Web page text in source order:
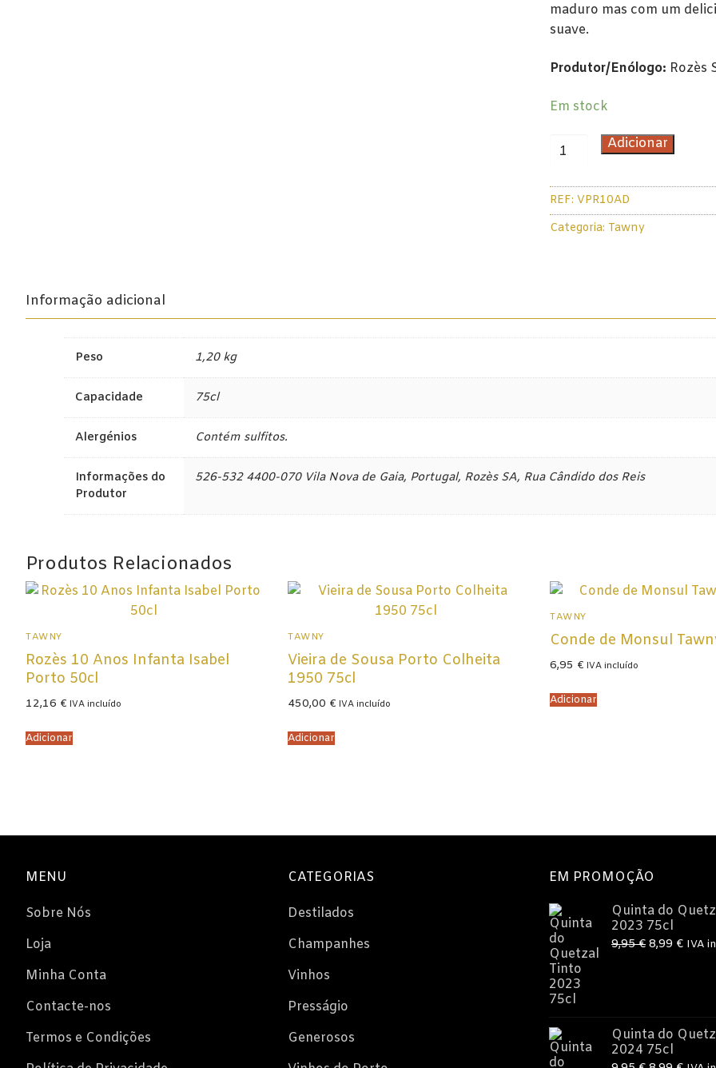
Lisboa
Tejo
Vinhos do Porto
Ruby
Tawny
Espumantes
Champagne
maduro mas com um
suave.
Produtor/Enólogo: Rozès
Em stock
Quantidade
Rozès
10
Anos
Adicionar
REF: VPR10AD
Categoria: Tawny
Informação adicional
Peso 1,20 kg
Capacidade 75cl
Alergénios Contém sulfitos.
Informações do
Produtor
526-532 4400-070 Vila Nova de Gaia, Portugal, Rozès SA, Rua Cândido dos Reis
Produtos Relacionados
TAWNY
Rozès 10 Anos Infanta Isabel
Porto 50cl
12,16 € IVA incluído
Adicionar
TAWNY
Vieira de Sousa Porto Colheita
1950 75cl
450,00 € IVA incluído
Adicionar
TAWNY
Conde de Monsul
6,95 € IVA incluído
Adicionar
MENU
Sobre Nós
Loja
Minha Conta
Contacte-nos
Termos e Condições
CATEGORIAS
Destilados
Champanhes
Vinhos
Presságio
Generosos
EM PROMOÇÃO
Quinta do
2023 75cl
9,95€ O
8,99 €OIVA
Quinta do
2024 75cl